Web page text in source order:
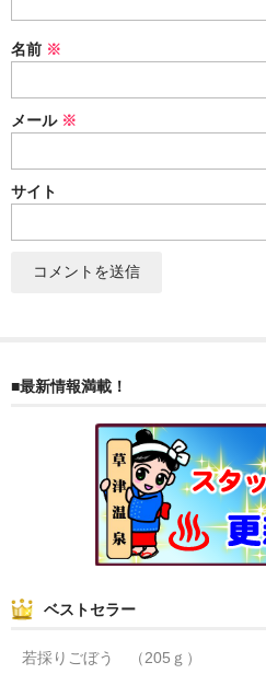
名前 ※
メール ※
サイト
■最新情報満載！
ベストセラー
若採りごぼう （205ｇ）